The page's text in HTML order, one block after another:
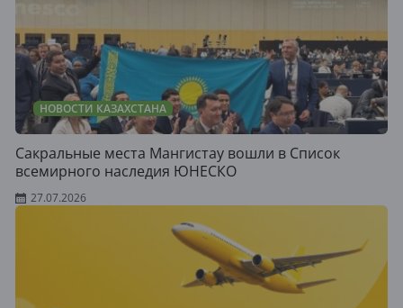
НОВОСТИ КАЗАХСТАНА
Сакральные места Мангистау вошли в Список
всемирного наследия ЮНЕСКО
27.07.2026